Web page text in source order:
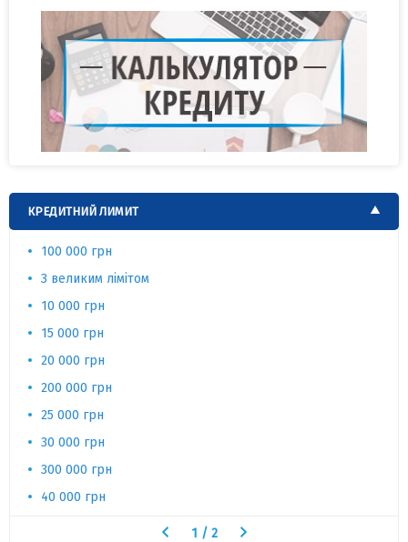
КРЕДИТНИЙ ЛИМИТ
100 000 грн
З великим лімітом
10 000 грн
15 000 грн
20 000 грн
200 000 грн
25 000 грн
30 000 грн
300 000 грн
40 000 грн
1 / 2